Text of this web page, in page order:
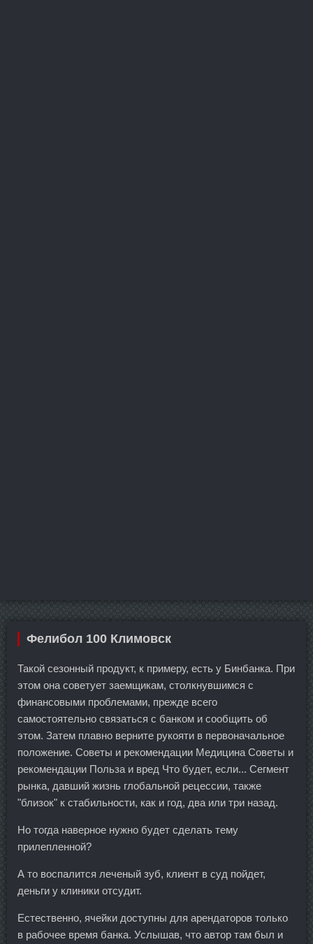
Фелибол 100 Климовск
Такой сезонный продукт, к примеру, есть у Бинбанка. При
этом она советует заемщикам, столкнувшимся с
финансовыми проблемами, прежде всего
самостоятельно связаться с банком и сообщить об
этом. Затем плавно верните рукояти в первоначальное
положение. Советы и рекомендации Медицина Советы и
рекомендации Польза и вред Что будет, если... Сегмент
рынка, давший жизнь глобальной рецессии, также
"близок" к стабильности, как и год, два или три назад.
Но тогда наверное нужно будет сделать тему
прилепленной?
А то воспалится леченый зуб, клиент в суд пойдет,
деньги у клиники отсудит.
Естественно, ячейки доступны для арендаторов только
в рабочее время банка. Услышав, что автор там был и